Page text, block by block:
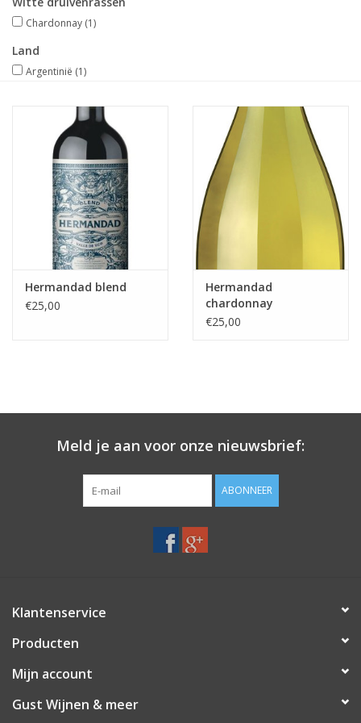
Chardonnay (1)
Land
Argentinië (1)
Hermandad blend
€25,00
Hermandad
chardonnay
€25,00
Meld je aan voor onze nieuwsbrief:
ABONNEER
Klantenservice
Producten
Mijn account
Gust Wijnen & meer